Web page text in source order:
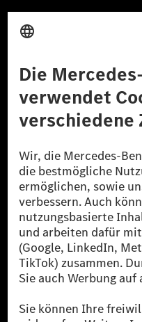
© 2026 Mercedes-Benz Group
reduzierte CO₂-Emissionen bei
zertifizierte Ausgleichsprojekte
[2] Renewable Charging ist ein
Public in Europa, den USA,
Ladestation noch kein Strom
verwendet Renewable Charging
sicher, dass für Ladevorgänge
Strommenge aus erneuerbaren
Sie stammen ausschließlich
als sechs Jahre sind.
* Inkl. EKOenergy Ökolabel
* Die angegebenen Werte
Messverfahren WLTP